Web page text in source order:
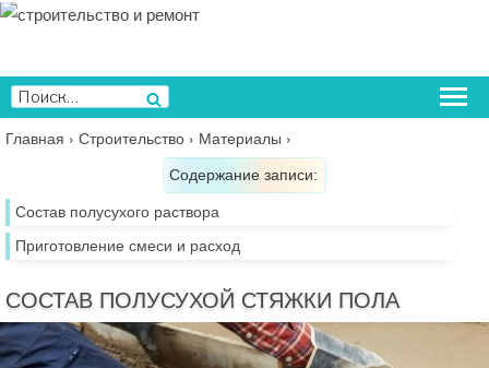
Перейти
содержимому
Искать:
Поиск
Главная › Строительство › Материалы ›
Содержание записи:
Состав полусухого раствора
Приготовление смеси и расход
СОСТАВ ПОЛУСУХОЙ СТЯЖКИ ПОЛА